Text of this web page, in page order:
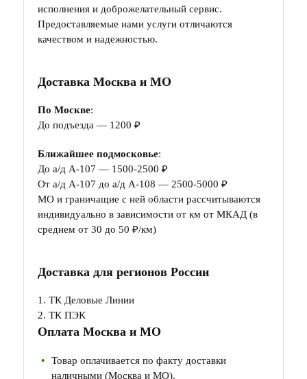
исполнения и доброжелательный сервис.
Предоставляемые нами услуги отличаются
качеством и надежностью.
Доставка Москва и МО
По Москве:
До подъезда — 1200 ₽
Ближайшее подмосковье:
До а/д А-107 — 1500-2500 ₽
От а/д А-107 до а/д А-108 — 2500-5000 ₽
МО и граничащие с ней области рассчитываются
индивидуально в зависимости от км от МКАД (в
среднем от 30 до 50 ₽/км)
Доставка для регионов России
1. ТК Деловые Линии
2. ТК ПЭК
Оплата Москва и МО
Товар оплачивается по факту доставки
наличными (Москва и МО).